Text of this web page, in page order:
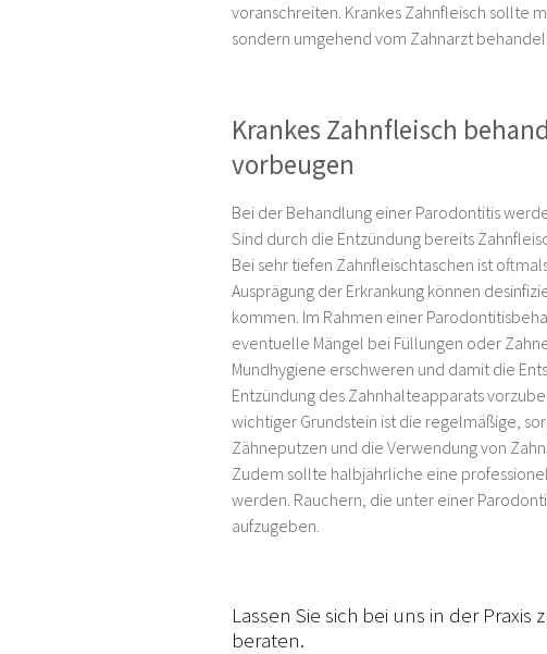
voranschreiten. Krankes Zahnfleisch sollte
sondern umgehend vom Zahnarzt
Krankes Zahnfleisch
vorbeugen
Bei der Behandlung einer Parodontitis
Sind durch die Entzündung bereits
Bei sehr tiefen Zahnfleischtaschen ist
Ausprägung der Erkrankung können
kommen. Im Rahmen einer
eventuelle Mängel bei Füllungen oder
Mundhygiene erschweren und damit die
Entzündung des Zahnhalteapparats
wichtiger Grundstein ist die regelmäßige,
Zähneputzen und die Verwendung von
Zudem sollte halbjährliche eine
werden. Rauchern, die unter einer
aufzugeben.
Lassen Sie sich bei uns in der
beraten.